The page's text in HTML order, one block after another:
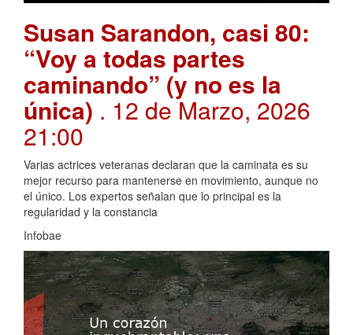
Susan Sarandon, casi 80:
“Voy a todas partes
caminando” (y no es la
única) . 12 de Marzo, 2026
21:00
Varias actrices veteranas declaran que la caminata es su
mejor recurso para mantenerse en movimiento, aunque no
el único. Los expertos señalan que lo principal es la
regularidad y la constancia
Infobae